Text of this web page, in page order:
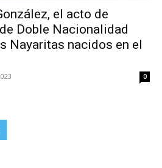
el acto de
Doble Nacionalidad
Nayaritas nacidos en el
0